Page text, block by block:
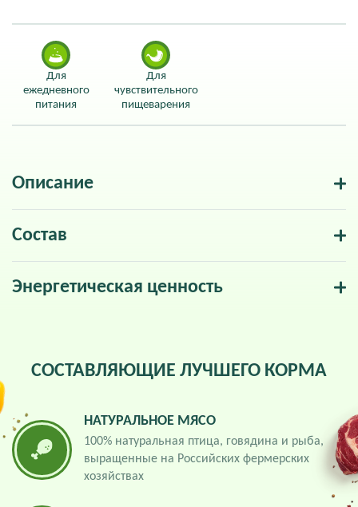
Для
ежедневного
питания
Для
чувствительного
пищеварения
Описание
Состав
Энергетическая ценность
СОСТАВЛЯЮЩИЕ ЛУЧШЕГО КОРМА
НАТУРАЛЬНОЕ МЯСО
100% натуральная птица, говядина и рыба,
выращенные на Российских фермерских
хозяйствах